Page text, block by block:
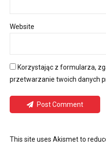
Website
Korzystając z formularza,
przetwarzanie twoich danych
Post Comment
This site uses Akismet to